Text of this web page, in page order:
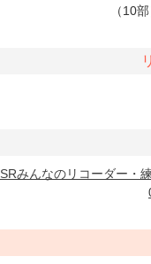
（10
SRみんなのリコーダー・